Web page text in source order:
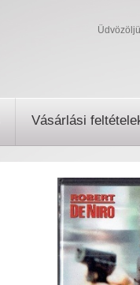
Vásárlási